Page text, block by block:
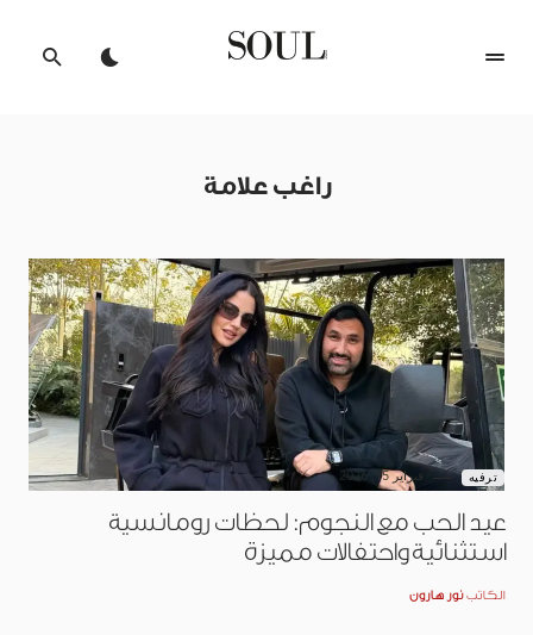
راغب علامة
ترفيه فبراير 15, 2026
عيد الحب مع النجوم: لحظات رومانسية
استثنائية واحتفالات مميزة
الكاتب نور هارون